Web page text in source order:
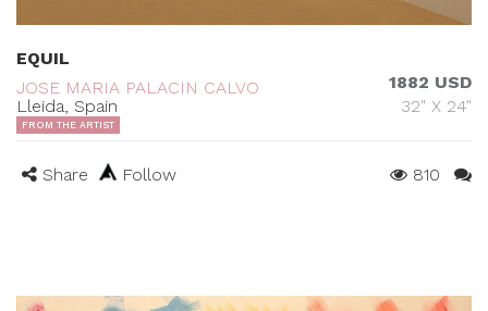
EQUIL
JOSE MARIA PALACIN CALVO
Lleida, Spain
1882 USD
32" X 24"
FROM THE ARTIST
Share Follow 810